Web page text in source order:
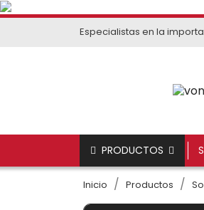
Especialistas en la
PRODUCTOS
Inicio Productos